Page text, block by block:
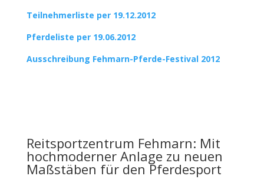
Teilnehmerliste per 19.12.2012
Pferdeliste per 19.06.2012
Ausschreibung Fehmarn-Pferde-Festival 2012
Reitsportzentrum Fehmarn: Mit
hochmoderner Anlage zu neuen
Maßstäben für den Pferdesport